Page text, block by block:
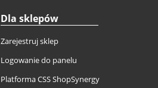
Dla sklepów
Zarejestruj sklep
Logowanie do panelu
Platforma CSS ShopSynergy